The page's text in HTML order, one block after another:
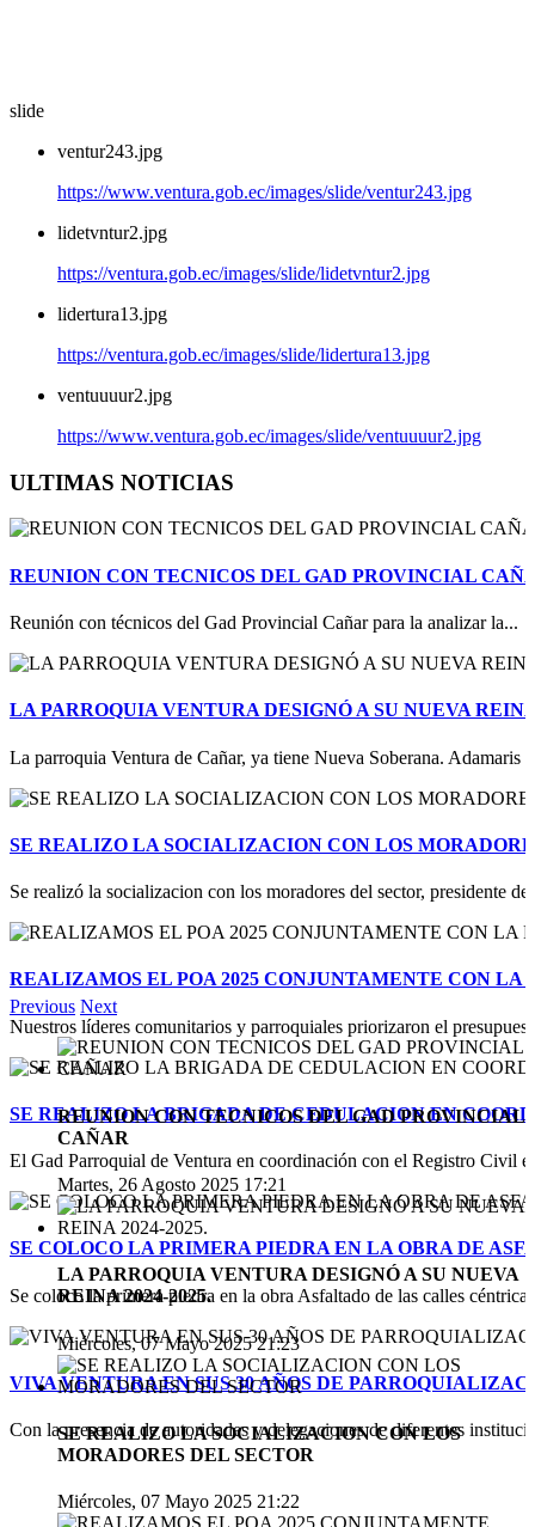
slide
ventur243.jpg
https://www.ventura.gob.ec/images/slide/ventur243.jpg
lidetvntur2.jpg
https://ventura.gob.ec/images/slide/lidetvntur2.jpg
lidertura13.jpg
https://ventura.gob.ec/images/slide/lidertura13.jpg
ventuuuur2.jpg
https://www.ventura.gob.ec/images/slide/ventuuuur2.jpg
ULTIMAS NOTICIAS
REUNION CON TECNICOS DEL GAD PROVINCIAL
Reunión con técnicos del Gad Provincial Cañar para la analizar la...
LA PARROQUIA VENTURA DESIGNÓ A SU NUEVA REINA
La parroquia Ventura de Cañar, ya tiene Nueva Soberana. Adamaris
SE REALIZO LA SOCIALIZACION CON LOS
Se realizó la socializacion con los moradores del sector, presidente
REALIZAMOS EL POA 2025 CONJUNTAMENTE CON LA
Nuestros líderes comunitarios y parroquiales priorizaron el
SE REALIZO LA BRIGADA DE CEDULACION EN
El Gad Parroquial de Ventura en coordinación con el Registro Civil
SE COLOCO LA PRIMERA PIEDRA EN LA OBRA DE
Se coloco la primera piedra en la obra Asfaltado de las calles
VIVA VENTURA EN SUS 30 AÑOS DE
Con la presencia de autoridades y delegaciones de diferentes
Previous Next
REUNION CON TECNICOS DEL GAD PROVINCIAL
CAÑAR
Martes, 26 Agosto 2025 17:21
LA PARROQUIA VENTURA DESIGNÓ A SU NUEVA
REINA 2024-2025.
Miércoles, 07 Mayo 2025 21:23
SE REALIZO LA SOCIALIZACION CON LOS
MORADORES DEL SECTOR
Miércoles, 07 Mayo 2025 21:22